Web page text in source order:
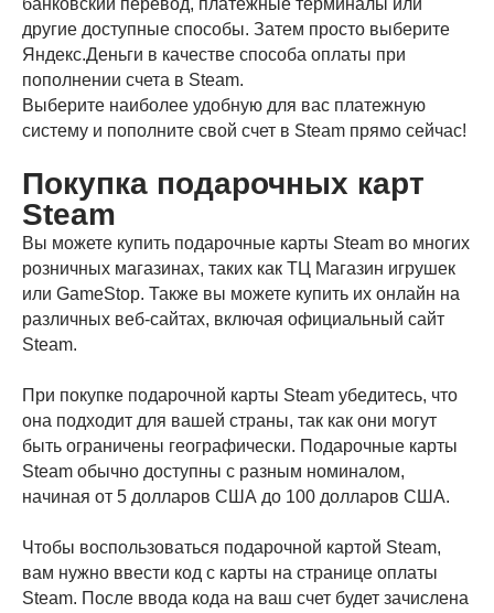
банковский перевод, платежные терминалы или
другие доступные способы. Затем просто выберите
Яндекс.Деньги в качестве способа оплаты при
пополнении счета в Steam.
Выберите наиболее удобную для вас платежную
систему и пополните свой счет в Steam прямо сейчас!
Покупка подарочных карт
Steam
Вы можете купить подарочные карты Steam во многих
розничных магазинах, таких как ТЦ Магазин игрушек
или GameStop. Также вы можете купить их онлайн на
различных веб-сайтах, включая официальный сайт
Steam.
При покупке подарочной карты Steam убедитесь, что
она подходит для вашей страны, так как они могут
быть ограничены географически. Подарочные карты
Steam обычно доступны с разным номиналом,
начиная от 5 долларов США до 100 долларов США.
Чтобы воспользоваться подарочной картой Steam,
вам нужно ввести код с карты на странице оплаты
Steam. После ввода кода на ваш счет будет зачислена